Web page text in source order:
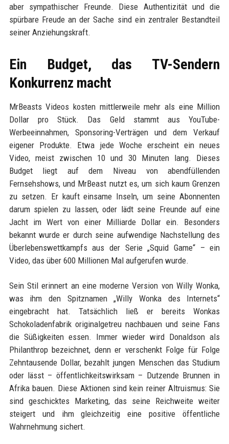
aber sympathischer Freunde. Diese Authentizität und die
spürbare Freude an der Sache sind ein zentraler Bestandteil
seiner Anziehungskraft.
Ein Budget, das TV-Sendern
Konkurrenz macht
MrBeasts Videos kosten mittlerweile mehr als eine Million
Dollar pro Stück. Das Geld stammt aus YouTube-
Werbeeinnahmen, Sponsoring-Verträgen und dem Verkauf
eigener Produkte. Etwa jede Woche erscheint ein neues
Video, meist zwischen 10 und 30 Minuten lang. Dieses
Budget liegt auf dem Niveau von abendfüllenden
Fernsehshows, und MrBeast nutzt es, um sich kaum Grenzen
zu setzen. Er kauft einsame Inseln, um seine Abonnenten
darum spielen zu lassen, oder lädt seine Freunde auf eine
Jacht im Wert von einer Milliarde Dollar ein. Besonders
bekannt wurde er durch seine aufwendige Nachstellung des
Überlebenswettkampfs aus der Serie „Squid Game“ – ein
Video, das über 600 Millionen Mal aufgerufen wurde.
Sein Stil erinnert an eine moderne Version von Willy Wonka,
was ihm den Spitznamen „Willy Wonka des Internets“
eingebracht hat. Tatsächlich ließ er bereits Wonkas
Schokoladenfabrik originalgetreu nachbauen und seine Fans
die Süßigkeiten essen. Immer wieder wird Donaldson als
Philanthrop bezeichnet, denn er verschenkt Folge für Folge
Zehntausende Dollar, bezahlt jungen Menschen das Studium
oder lässt – öffentlichkeitswirksam – Dutzende Brunnen in
Afrika bauen. Diese Aktionen sind kein reiner Altruismus: Sie
sind geschicktes Marketing, das seine Reichweite weiter
steigert und ihm gleichzeitig eine positive öffentliche
Wahrnehmung sichert.